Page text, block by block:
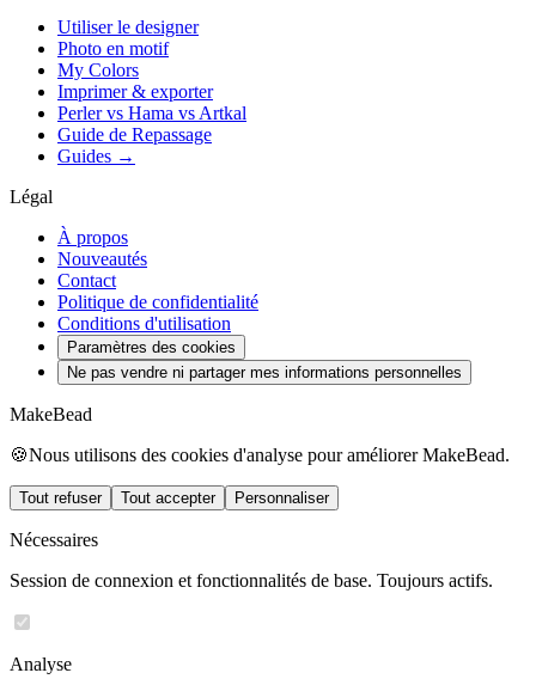
Utiliser le designer
Photo en motif
My Colors
Imprimer & exporter
Perler vs Hama vs Artkal
Guide de Repassage
Guides →
Légal
À propos
Nouveautés
Contact
Politique de confidentialité
Conditions d'utilisation
Paramètres des cookies
Ne pas vendre ni partager mes informations personnelles
MakeBead
🍪Nous utilisons des cookies d'analyse pour améliorer MakeBead.
Tout refuser Tout accepter Personnaliser
Nécessaires
Session de connexion et fonctionnalités de base. Toujours actifs.
Analyse